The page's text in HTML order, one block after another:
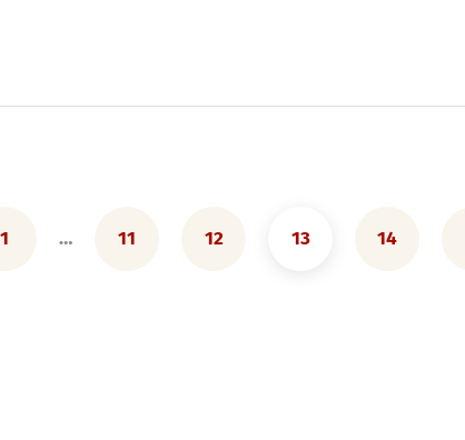
1 … 11 12 13 14